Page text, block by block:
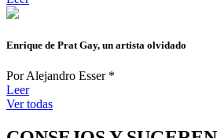
Enrique de Prat Gay, un artista olvidado
Por Alejandro Esser *
Leer
Ver todas